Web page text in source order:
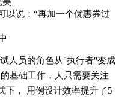
以说：“再加一个优惠券过
人员的角色从"执行者"变成
基础工作，人只需要关注
下， 用例设计效率提升了5